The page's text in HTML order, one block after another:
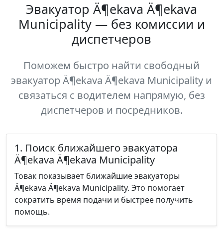
Эвакуатор Ä¶ekava Ä¶ekava
Municipality — без комиссии и
диспетчеров
Поможем быстро найти свободный
эвакуатор Ä¶ekava Ä¶ekava Municipality и
связаться с водителем напрямую, без
диспетчеров и посредников.
1. Поиск ближайшего эвакуатора
Ä¶ekava Ä¶ekava Municipality
Товак показывает ближайшие эвакуаторы
Ä¶ekava Ä¶ekava Municipality. Это помогает
сократить время подачи и быстрее получить
помощь.